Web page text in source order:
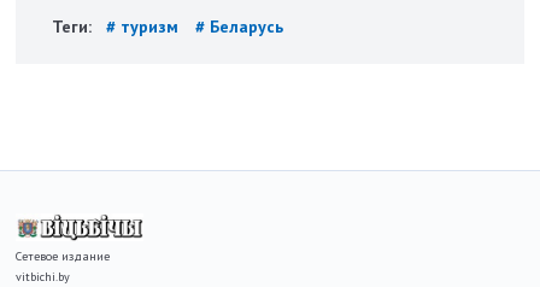
Теги: # туризм # Беларусь
Сетевое издание
vitbichi.by